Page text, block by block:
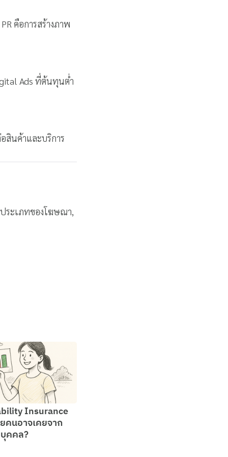
คือการสร้างภาพ
Ads ที่ต้นทุนต่ำ
สินค้าและบริการ
ระเภทของโฆษณา,
Insurance
คนอาจเคยจาก
คคล?